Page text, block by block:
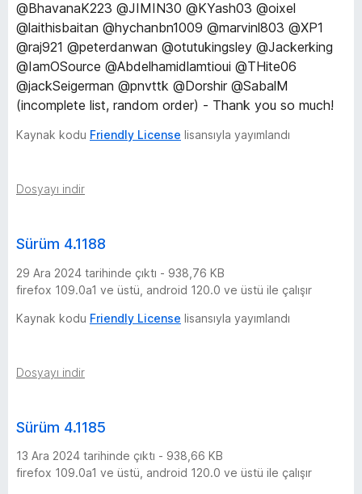
@BhavanaK223 @JIMIN30 @KYash03 @oixel
@laithisbaitan @hychanbn1009 @marvinl803 @XP1
@raj921 @peterdanwan @otutukingsley @Jackerking
@IamOSource @Abdelhamidlamtioui @THite06
@jackSeigerman @pnvttk @Dorshir @SabalM
(incomplete list, random order) - Thank you so much!
Kaynak kodu Friendly License lisansıyla yayımlandı
Dosyayı indir
Sürüm 4.1188
29 Ara 2024 tarihinde çıktı - 938,76 KB
firefox 109.0a1 ve üstü, android 120.0 ve üstü ile çalışır
Kaynak kodu Friendly License lisansıyla yayımlandı
Dosyayı indir
Sürüm 4.1185
13 Ara 2024 tarihinde çıktı - 938,66 KB
firefox 109.0a1 ve üstü, android 120.0 ve üstü ile çalışır